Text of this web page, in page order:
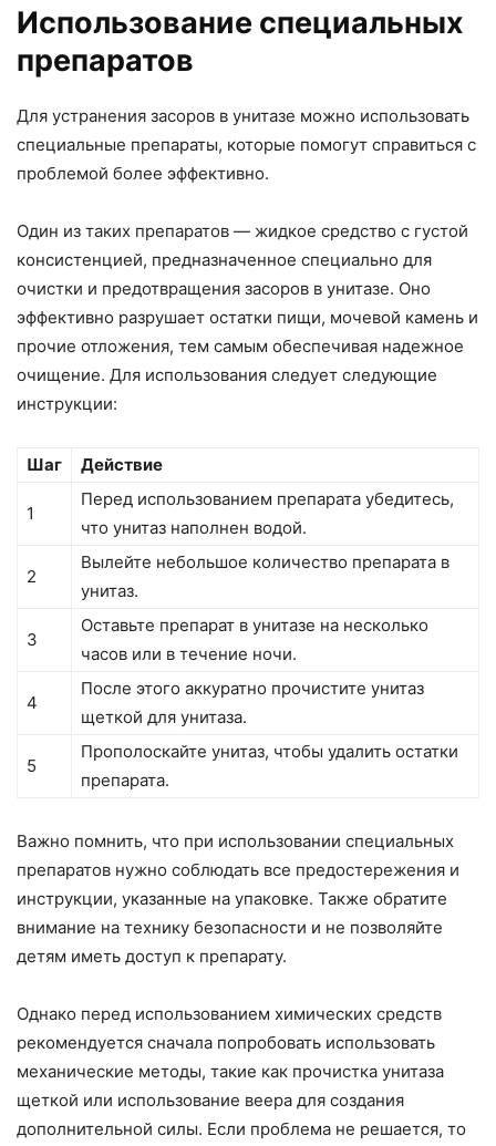
Использование специальных
препаратов
Для устранения засоров в унитазе можно использовать
специальные препараты, которые помогут справиться с
проблемой более эффективно.
Один из таких препаратов — жидкое средство с густой
консистенцией, предназначенное специально для
очистки и предотвращения засоров в унитазе. Оно
эффективно разрушает остатки пищи, мочевой камень и
прочие отложения, тем самым обеспечивая надежное
очищение. Для использования следует следующие
инструкции:
Шаг Действие
1
Перед использованием препарата убедитесь,
что унитаз наполнен водой.
2
Вылейте небольшое количество препарата в
унитаз.
3
Оставьте препарат в унитазе на несколько
часов или в течение ночи.
4
После этого аккуратно прочистите унитаз
щеткой для унитаза.
5
Прополоскайте унитаз, чтобы удалить остатки
препарата.
Важно помнить, что при использовании специальных
препаратов нужно соблюдать все предостережения и
инструкции, указанные на упаковке. Также обратите
внимание на технику безопасности и не позволяйте
детям иметь доступ к препарату.
Однако перед использованием химических средств
рекомендуется сначала попробовать использовать
механические методы, такие как прочистка унитаза
щеткой или использование веера для создания
дополнительной силы. Если проблема не решается, то